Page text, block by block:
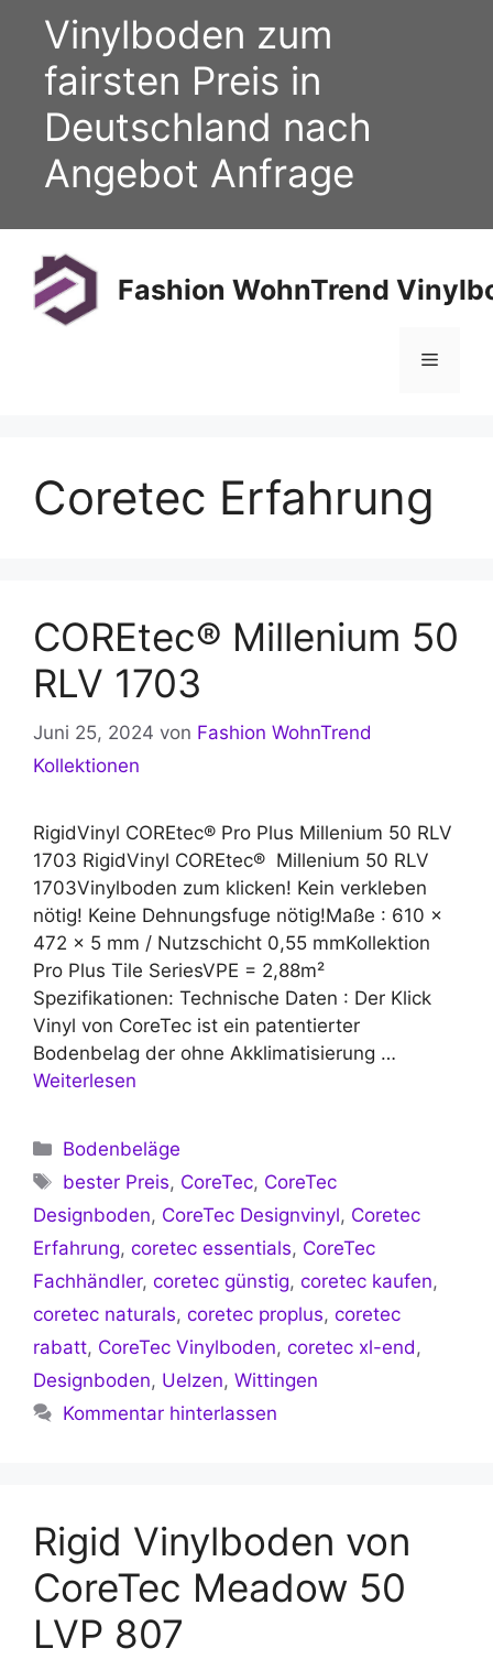
springen
Vinylboden zum
fairsten Preis in
Deutschland nach
Angebot Anfrage
Fashion WohnTrend
Menü
Coretec Erfahrung
COREtec® Millenium 50
RLV 1703
Juni 25, 2024 von Fashion WohnTrend
Kollektionen
RigidVinyl COREtec® Pro Plus Millenium 50 RLV
1703 RigidVinyl COREtec® Millenium 50 RLV
1703Vinylboden zum klicken! Kein verkleben
nötig! Keine Dehnungsfuge nötig!Maße : 610 x
472 x 5 mm / Nutzschicht 0,55 mmKollektion
Pro Plus Tile SeriesVPE = 2,88m²
Spezifikationen: Technische Daten : Der Klick
Vinyl von CoreTec ist ein patentierter
Bodenbelag der ohne Akklimatisierung …
Weiterlesen
Kategorien
Bodenbeläge
Schlagwörter
bester Preis, CoreTec, CoreTec
Designboden, CoreTec Designvinyl, Coretec
Erfahrung, coretec essentials, CoreTec
Fachhändler, coretec günstig, coretec kaufen,
coretec naturals, coretec proplus, coretec
rabatt, CoreTec Vinylboden, coretec xl-end ,
Designboden, Uelzen, Wittingen
Kommentar hinterlassen
Rigid Vinylboden von
CoreTec Meadow 50
LVP 807